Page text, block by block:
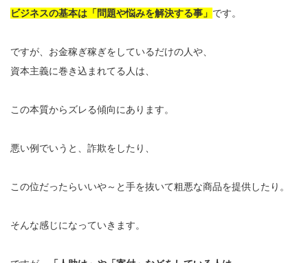
ビジネスの基本は「問題や悩みを解決する事」 です。
ですが、お金稼ぎ稼ぎをしているだけの人や、
資本主義に巻き込まれてる人は、
この本質からズレる傾向にあります。
悪い例でいうと、詐欺をしたり、
この位だったらいいや～と手を抜いて粗悪な商品を提供したり。
そんな感じになっていきます。